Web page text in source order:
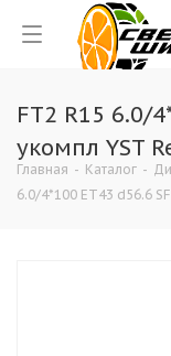
FT2 R15 6.0/
укомпл YST
Главная - Каталог -
6.0/4*100 ET43 d56.6